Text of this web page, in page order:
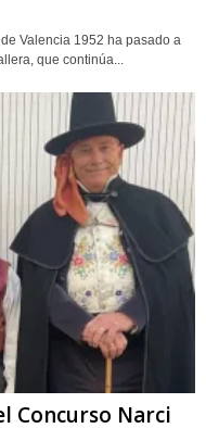
Valencia 1952 ha pasado a
que continúa...
Concurso Narci